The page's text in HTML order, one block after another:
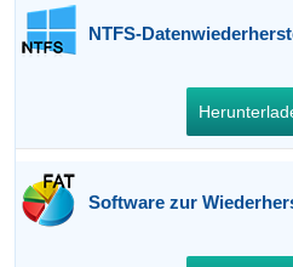
NTFS-
Software zur